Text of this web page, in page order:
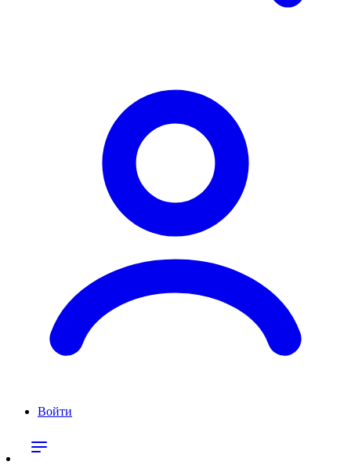
Войти